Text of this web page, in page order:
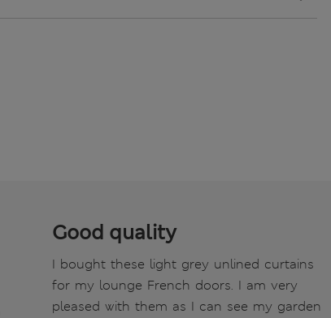
Good quality
I bought these light grey unlined curtains
for my lounge French doors. I am very
pleased with them as I can see my garden